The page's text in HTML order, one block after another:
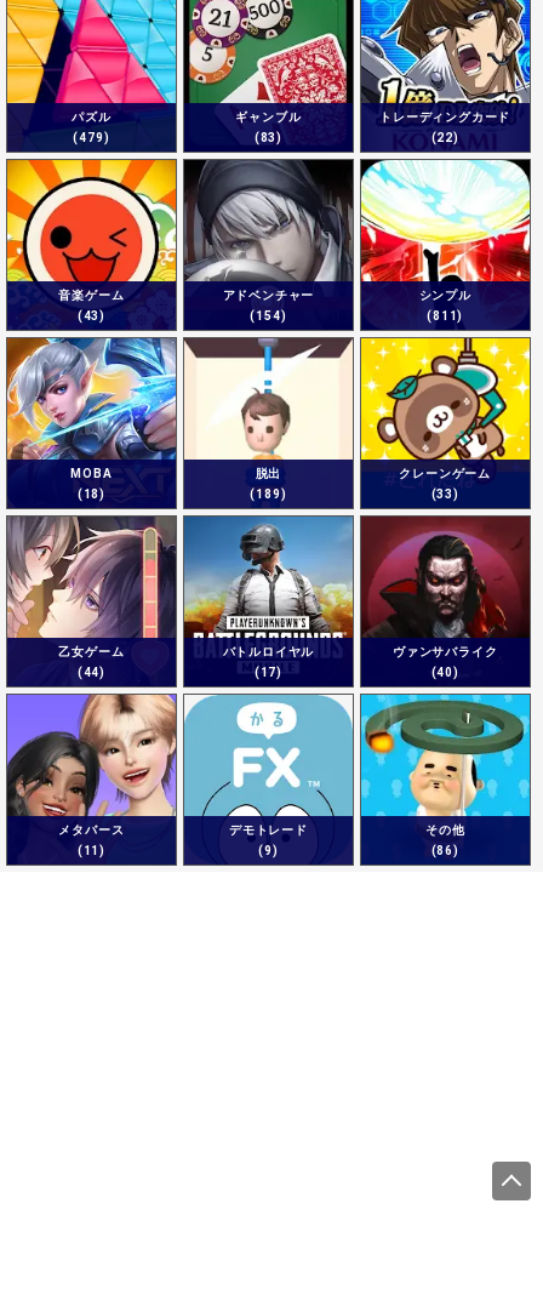
パズル
(479)
ギャンブル
(83)
トレーディングカード
(22)
音楽ゲーム
(43)
アドベンチャー
(154)
シンプル
(811)
MOBA
(18)
脱出
(189)
クレーンゲーム
(33)
乙女ゲーム
(44)
バトルロイヤル
(17)
ヴァンサバライク
(40)
メタバース
(11)
デモトレード
(9)
その他
(86)